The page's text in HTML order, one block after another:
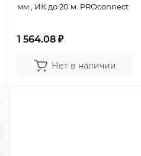
мм., ИК до 20 м. PROconnect
1 564.08 ₽
Нет в наличии